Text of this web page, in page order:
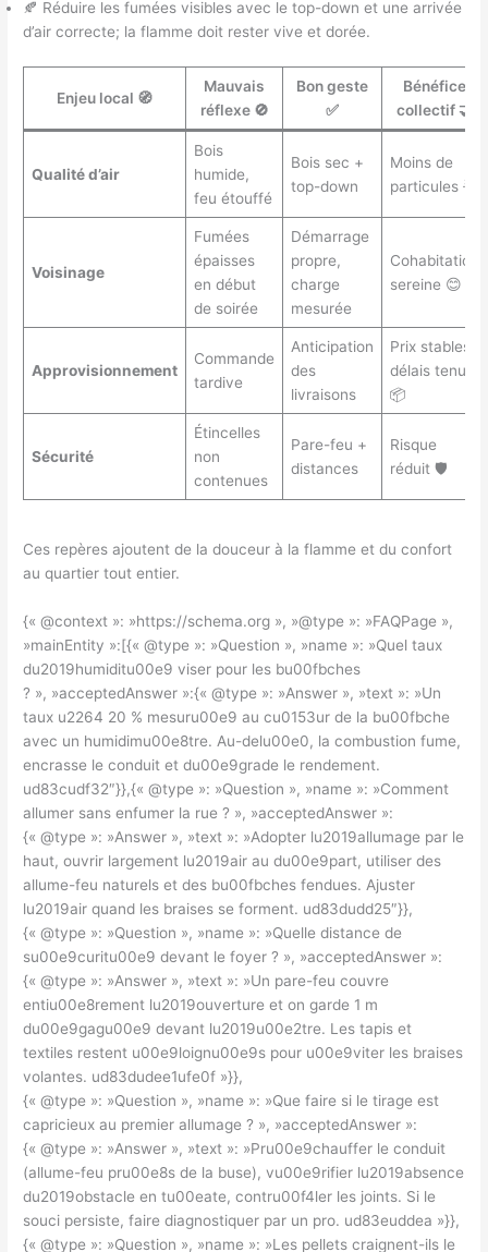
🍂 Réduire les fumées visibles avec le top-down et une arrivée
d’air correcte; la flamme doit rester vive et dorée.
Enjeu local 🧭
Mauvais
réflexe 🚫
Bon geste
✅
Bénéfice
collectif 🤝
Qualité d’air
Bois
humide,
feu étouffé
Bois sec +
top-down
Moins de
particules 🌟
Voisinage
Fumées
épaisses
en début
de soirée
Démarrage
propre,
charge
mesurée
Cohabitation
sereine 😊
Approvisionnement
Commande
tardive
Anticipation
des
livraisons
Prix stables,
délais tenus
📦
Sécurité
Étincelles
non
contenues
Pare-feu +
distances
Risque
réduit 🛡️
Ces repères ajoutent de la douceur à la flamme et du confort
au quartier tout entier.
{« @context »: »https://schema.org », »@type »: »FAQPage »,
»mainEntity »:[{« @type »: »Question », »name »: »Quel taux
du2019humiditu00e9 viser pour les bu00fbches
? », »acceptedAnswer »:{« @type »: »Answer », »text »: »Un
taux u2264 20 % mesuru00e9 au cu0153ur de la bu00fbche
avec un humidimu00e8tre. Au-delu00e0, la combustion fume,
encrasse le conduit et du00e9grade le rendement.
ud83cudf32″}},{« @type »: »Question », »name »: »Comment
allumer sans enfumer la rue ? », »acceptedAnswer »:
{« @type »: »Answer », »text »: »Adopter lu2019allumage par le
haut, ouvrir largement lu2019air au du00e9part, utiliser des
allume-feu naturels et des bu00fbches fendues. Ajuster
lu2019air quand les braises se forment. ud83dudd25″}},
{« @type »: »Question », »name »: »Quelle distance de
su00e9curitu00e9 devant le foyer ? », »acceptedAnswer »:
{« @type »: »Answer », »text »: »Un pare-feu couvre
entiu00e8rement lu2019ouverture et on garde 1 m
du00e9gagu00e9 devant lu2019u00e2tre. Les tapis et
textiles restent u00e9loignu00e9s pour u00e9viter les braises
volantes. ud83dudee1ufe0f »}},
{« @type »: »Question », »name »: »Que faire si le tirage est
capricieux au premier allumage ? », »acceptedAnswer »:
{« @type »: »Answer », »text »: »Pru00e9chauffer le conduit
(allume-feu pru00e8s de la buse), vu00e9rifier lu2019absence
du2019obstacle en tu00eate, contru00f4ler les joints. Si le
souci persiste, faire diagnostiquer par un pro. ud83euddea »}},
{« @type »: »Question », »name »: »Les pellets craignent-ils le